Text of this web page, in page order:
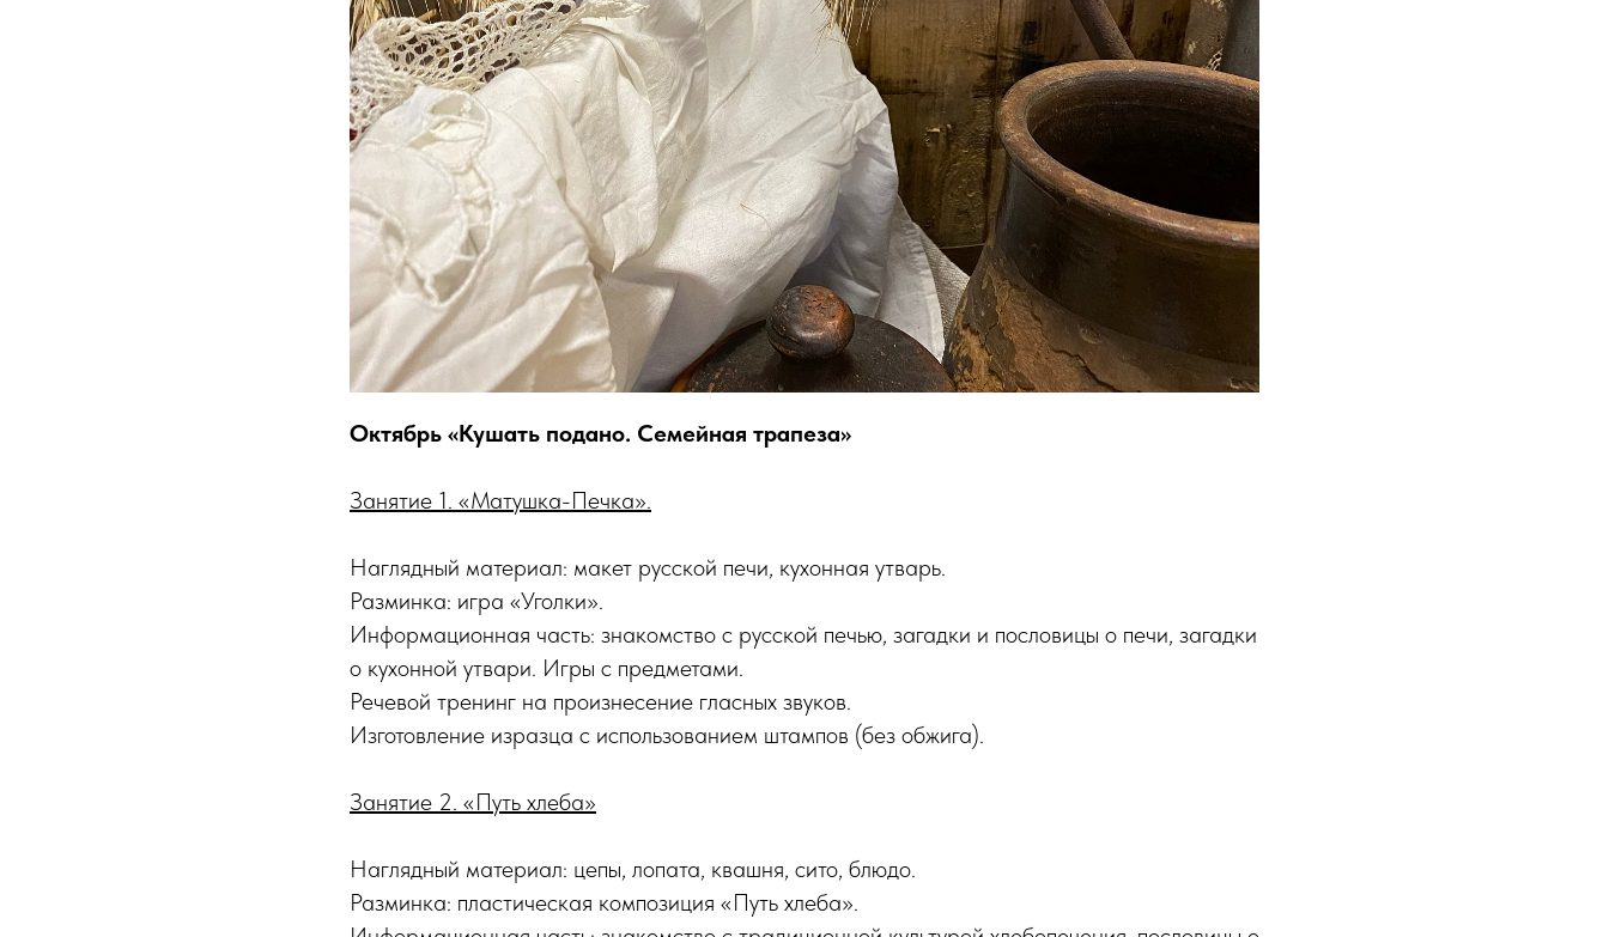
Октябрь «Кушать подано. Семейная трапеза»
Занятие 1. «Матушка-Печка».
Наглядный материал: макет русской печи, кухонная утварь.
Разминка: игра «Уголки».
Информационная часть: знакомство с русской печью, загадки и пословицы о печи, загадки
о кухонной утвари. Игры с предметами.
Речевой тренинг на произнесение гласных звуков.
Изготовление изразца с использованием штампов (без обжига).
Занятие 2. «Путь хлеба»
Наглядный материал: цепы, лопата, квашня, сито, блюдо.
Разминка: пластическая композиция «Путь хлеба».